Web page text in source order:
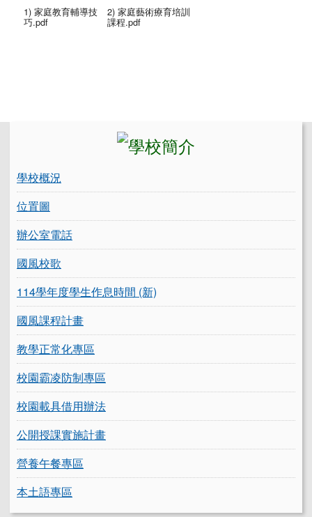
1) 家庭教育輔導技
巧.pdf
2) 家庭藝術療育培訓
課程.pdf
學校概況
位置圖
辦公室電話
國風校歌
114學年度學生作息時間 (新)
國風課程計畫
教學正常化專區
校園霸凌防制專區
校園載具借用辦法
公開授課實施計畫
營養午餐專區
本土語專區